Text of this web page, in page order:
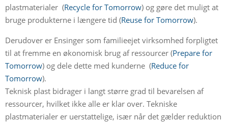
plastmaterialer (Recycle for Tomorrow) og gøre det muligt at
bruge produkterne i længere tid (Reuse for Tomorrow).
Derudover er Ensinger som familieejet virksomhed forpligtet
til at fremme en økonomisk brug af ressourcer (Prepare for
Tomorrow) og dele dette med kunderne (Reduce for
Tomorrow).
Teknisk plast bidrager i langt større grad til bevarelsen af
ressourcer, hvilket ikke alle er klar over. Tekniske
plastmaterialer er uerstattelige, især når det gælder reduktion